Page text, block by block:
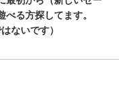
る方探してます。
ないです）